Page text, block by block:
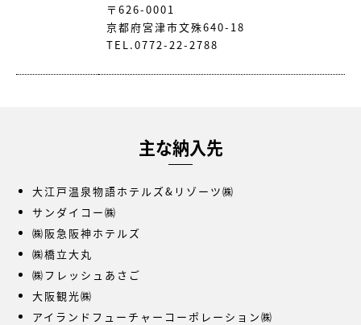
〒626-0001
京都府宮津市文殊640-18
TEL.0772-22-2788
主な納入先
大江戸温泉物語ホテルズ&リゾーツ㈱
サンダイコー㈱
㈱阪急阪神ホテルズ
㈱橋立大丸
㈱フレッシュあさご
大阪観光㈱
アイランドフューチャーコーポレーション㈱